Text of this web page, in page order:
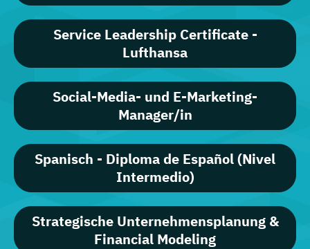
Service Leadership Certificate -
Lufthansa
Social-Media- und E-Marketing-
Manager/in
Spanisch - Diploma de Español (Nivel
Intermedio)
Strategische Unternehmensplanung &
Financial Modeling